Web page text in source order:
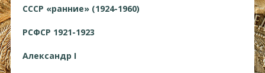
СССР «ранние» (1924-1960)
РСФСР 1921-1923
Александр I